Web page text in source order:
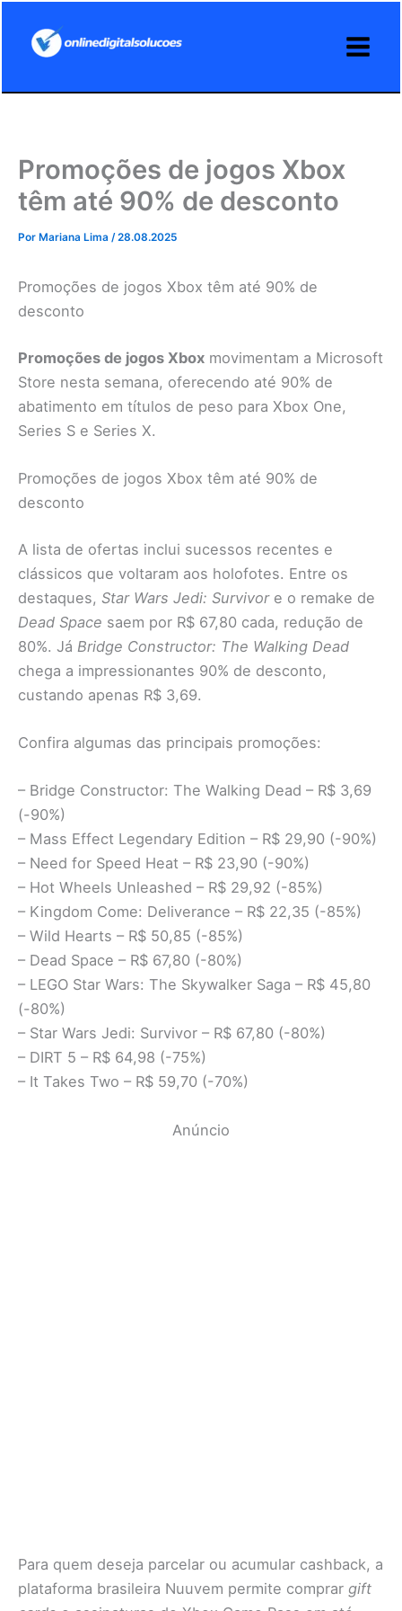
Promoções de jogos Xbox
têm até 90% de desconto
Por Mariana Lima /28.08.2025
Promoções de jogos Xbox têm até 90% de
desconto
Promoções de jogos Xbox movimentam a Microsoft
Store nesta semana, oferecendo até 90% de
abatimento em títulos de peso para Xbox One,
Series S e Series X.
Promoções de jogos Xbox têm até 90% de
desconto
A lista de ofertas inclui sucessos recentes e
clássicos que voltaram aos holofotes. Entre os
destaques, Star Wars Jedi: Survivore o remake de
Dead Space saem por R$ 67,80 cada, redução de
80%. Já Bridge Constructor: The Walking Dead
chega a impressionantes 90% de desconto,
custando apenas R$ 3,69.
Confira algumas das principais promoções:
– Bridge Constructor: The Walking Dead – R$ 3,69
(-90%)
– Mass Effect Legendary Edition – R$ 29,90 (-90%)
– Need for Speed Heat – R$ 23,90 (-90%)
– Hot Wheels Unleashed – R$ 29,92 (-85%)
– Kingdom Come: Deliverance – R$ 22,35 (-85%)
– Wild Hearts – R$ 50,85 (-85%)
– Dead Space – R$ 67,80 (-80%)
– LEGO Star Wars: The Skywalker Saga – R$ 45,80
(-80%)
– Star Wars Jedi: Survivor – R$ 67,80 (-80%)
– DIRT 5 – R$ 64,98 (-75%)
– It Takes Two – R$ 59,70 (-70%)
Anúncio
Para quem deseja parcelar ou acumular cashback, a
plataforma brasileira Nuuvem permite comprar gift